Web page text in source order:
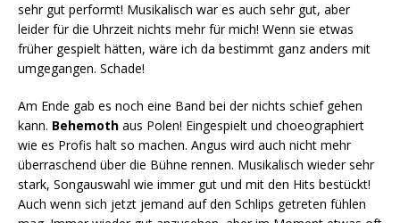
sehr gut performt! Musikalisch war es auch sehr gut, aber
leider für die Uhrzeit nichts mehr für mich! Wenn sie etwas
früher gespielt hätten, wäre ich da bestimmt ganz anders mit
umgegangen. Schade!
Am Ende gab es noch eine Band bei der nichts schief gehen
kann. Behemoth aus Polen! Eingespielt und choeographiert
wie es Profis halt so machen. Angus wird auch nicht mehr
überraschend über die Bühne rennen. Musikalisch wieder sehr
stark, Songauswahl wie immer gut und mit den Hits bestückt!
Auch wenn sich jetzt jemand auf den Schlips getreten fühlen